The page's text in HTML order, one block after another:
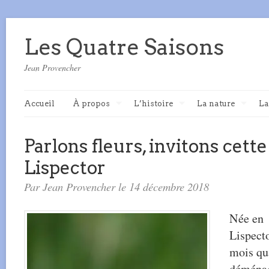
Les Quatre Saisons
Jean Provencher
Accueil À propos L’histoire La nature
Parlons fleurs, invitons
Lispector
Par Jean Provencher le 14 décembre 2018
Née
mois